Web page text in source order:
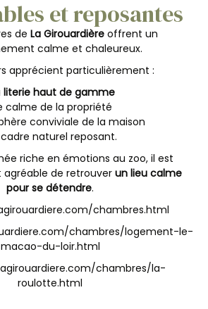
et reposantes
de La Girouardièreoffrent un
calme et chaleureux.
apprécient particulièrement :
literie haut de gamme
calme de la propriété
conviviale de la maison
cadre naturel reposant.
riche en émotions au zoo, il est
de retrouver un lieu calme
pour se détendre.
chambres.html
chambres/logement-le-
macao-du-loir.html
chambres/la-
roulotte.html